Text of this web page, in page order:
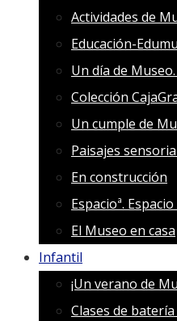
Actividades de
Educación-
Un día de
Colección
Un cumple de
Paisajes
En construcción
Espacioª.
El Museo en casa
Infantil
¡Un verano de
Clases de